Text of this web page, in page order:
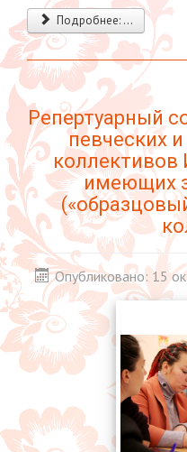
Подробнее: ...
Репертуарный
певческих
коллективов
имеющих
Опубликовано: 15